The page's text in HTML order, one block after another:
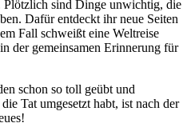
Plötzlich sind Dinge unwichtig, die
Dafür entdeckt ihr neue Seiten
Fall schweißt eine Weltreise
der gemeinsamen Erinnerung für
schon so toll geübt und
Tat umgesetzt habt, ist nach der